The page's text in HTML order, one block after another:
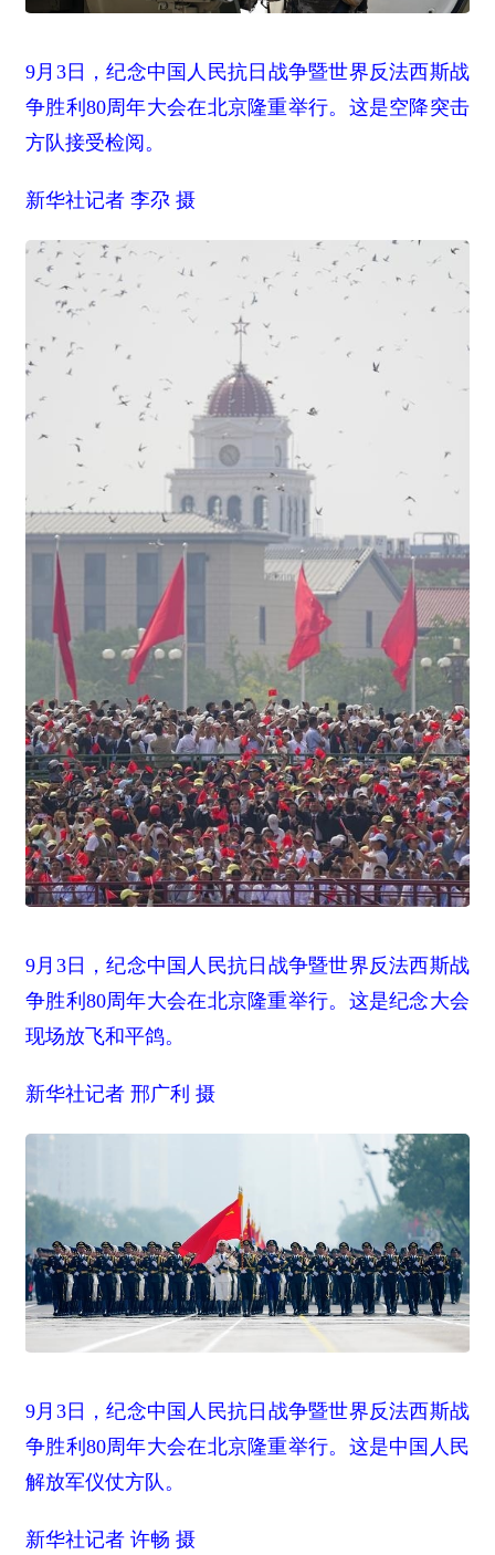
9月3日，纪念中国人民抗日战争暨世界反法西斯战
争胜利80周年大会在北京隆重举行。这是空降突击
方队接受检阅。
新华社记者 李尕 摄
9月3日，纪念中国人民抗日战争暨世界反法西斯战
争胜利80周年大会在北京隆重举行。这是纪念大会
现场放飞和平鸽。
新华社记者 邢广利 摄
9月3日，纪念中国人民抗日战争暨世界反法西斯战
争胜利80周年大会在北京隆重举行。这是中国人民
解放军仪仗方队。
新华社记者 许畅 摄